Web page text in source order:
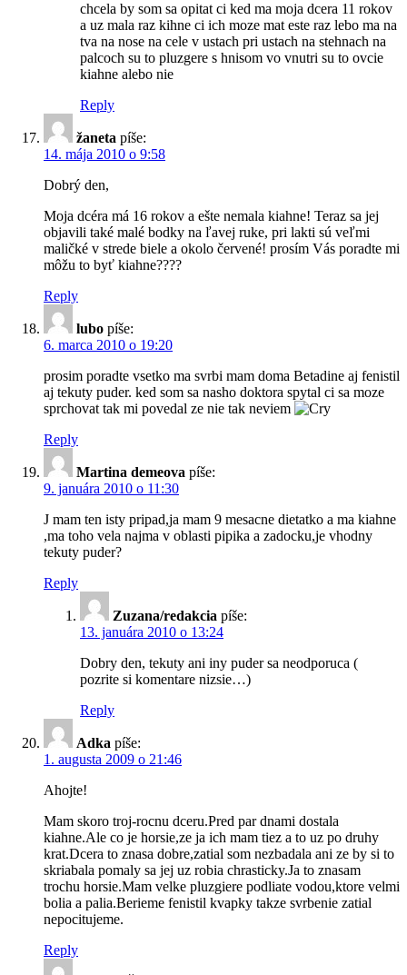
chcela by som sa opitat ci ked ma moja dcera 11 rokov
a uz mala raz kihne ci ich moze mat este raz lebo ma na
tva na nose na cele v ustach pri ustach na stehnach na
palcoch su to pluzgere s hnisom vo vnutri su to ovcie
kiahne alebo nie
Reply
žaneta píše:
14. mája 2010 o 9:58
Dobrý den,
Moja dcéra má 16 rokov a ešte nemala kiahne! Teraz sa jej
objavili také malé bodky na ľavej ruke, pri lakti sú veľmi
maličké v strede biele a okolo červené! prosím Vás poradte mi
môžu to byť kiahne????
Reply
lubo píše:
6. marca 2010 o 19:20
prosim poradte vsetko ma svrbi mam doma Betadine aj fenistil
aj tekuty puder. ked som sa nasho doktora spytal ci sa moze
sprchovat tak mi povedal ze nie tak neviem
Reply
Martina demeova píše:
9. januára 2010 o 11:30
J mam ten isty pripad,ja mam 9 mesacne dietatko a ma kiahne
,ma toho vela najma v oblasti pipika a zadocku,je vhodny
tekuty puder?
Reply
Zuzana/redakcia píše:
13. januára 2010 o 13:24
Dobry den, tekuty ani iny puder sa neodporuca (
pozrite si komentare nizsie…)
Reply
Adka píše:
1. augusta 2009 o 21:46
Ahojte!
Mam skoro troj-rocnu dceru.Pred par dnami dostala
kiahne.Ale co je horsie,ze ja ich mam tiez a to uz po druhy
krat.Dcera to znasa dobre,zatial som nezbadala ani ze by si to
skriabala pomaly sa jej uz robia chrasticky.Ja to znasam
trochu horsie.Mam velke pluzgiere podliate vodou,ktore velmi
bolia a palia.Berieme fenistil kvapky takze svrbenie zatial
nepocitujeme.
Reply